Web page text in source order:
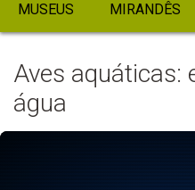
MUSEUS MIRANDÊS
Aves aquáticas:
água